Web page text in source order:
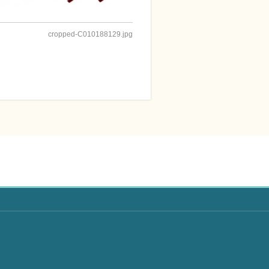
cropped-C010188129.jpg